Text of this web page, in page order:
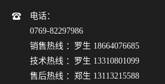
电话：
0769-82297986
销售热线 ：罗生 18664076685
技术热线 ：罗生 13310801099
售后热线 ：郑生 13113215588